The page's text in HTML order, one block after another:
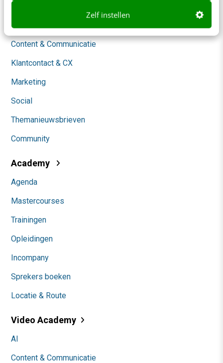
Zelf instellen
Blog
AI & Tech
Content & Communicatie
Klantcontact & CX
Marketing
Social
Themanieuwsbrieven
Community
Academy
Agenda
Mastercourses
Trainingen
Opleidingen
Incompany
Sprekers boeken
Locatie & Route
Video Academy
AI
Content & Communicatie